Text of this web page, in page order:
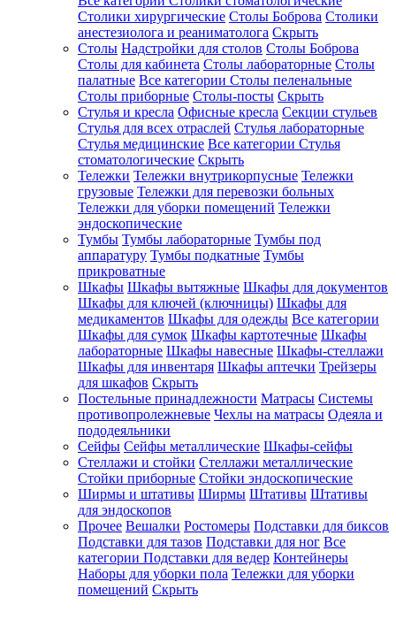
Столики хирургические Столы Боброва Столики
анестезиолога и реаниматолога Скрыть
Столы Надстройки для столов Столы Боброва
Столы для кабинета Столы лабораторные Столы
палатные Все категории Столы пеленальные
Столы приборные Столы-посты Скрыть
Стулья и кресла Офисные кресла Секции стульев
Стулья для всех отраслей Стулья лабораторные
Стулья медицинские Все категории Стулья
стоматологические Скрыть
Тележки Тележки внутрикорпусные Тележки
грузовые Тележки для перевозки больных
Тележки для уборки помещений Тележки
эндоскопические
Тумбы Тумбы лабораторные Тумбы под
аппаратуру Тумбы подкатные Тумбы
прикроватные
Шкафы Шкафы вытяжные Шкафы для документов
Шкафы для ключей (ключницы) Шкафы для
медикаментов Шкафы для одежды Все категории
Шкафы для сумок Шкафы картотечные Шкафы
лабораторные Шкафы навесные Шкафы-стеллажи
Шкафы для инвентаря Шкафы аптечки Трейзеры
для шкафов Скрыть
Постельные принадлежности Матрасы Системы
противопролежневые Чехлы на матрасы Одеяла и
пододеяльники
Сейфы Сейфы металлические Шкафы-сейфы
Стеллажи и стойки Стеллажи металлические
Стойки приборные Стойки эндоскопические
Ширмы и штативы Ширмы Штативы Штативы
для эндоскопов
Прочее Вешалки Ростомеры Подставки для биксов
Подставки для тазов Подставки для ног Все
категории Подставки для ведер Контейнеры
Наборы для уборки пола Тележки для уборки
помещений Скрыть